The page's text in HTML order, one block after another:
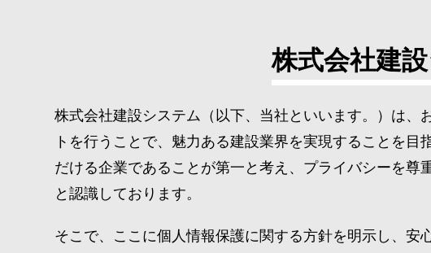
株式会社建
株式会社建設システム（以下、当社といいます。）は
トを行うことで、魅力ある建設業界を実現することを
だける企業であることが第一と考え、プライバシーを
と認識しております。
そこで、ここに個人情報保護に関する方針を明示し、